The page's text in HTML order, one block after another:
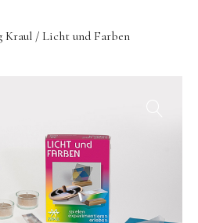
| Aufbewahrung
| Uhren
Kraul / Licht und Farben